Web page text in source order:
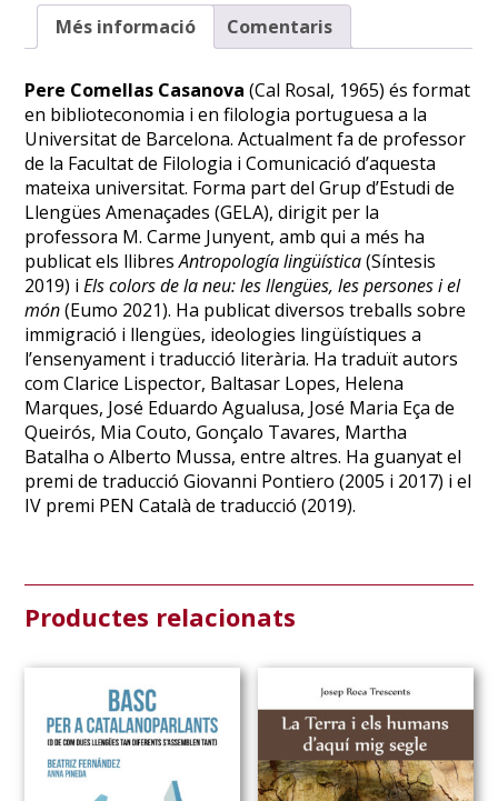
Més informació Comentaris
Pere Comellas Casanova (Cal Rosal, 1965) és format
en biblioteconomia i en filologia portuguesa a la
Universitat de Barcelona. Actualment fa de professor
de la Facultat de Filologia i Comunicació d’aquesta
mateixa universitat. Forma part del Grup d’Estudi de
Llengües Amenaçades (GELA), dirigit per la
professora M. Carme Junyent, amb qui a més ha
publicat els llibresAntropología lingüística(Síntesis
2019) iEls colors de la neu: les llengües, les persones i el
món(Eumo 2021). Ha publicat diversos treballs sobre
immigració i llengües, ideologies lingüístiques a
l’ensenyament i traducció literària. Ha traduït autors
com Clarice Lispector, Baltasar Lopes, Helena
Marques, José Eduardo Agualusa, José Maria Eça de
Queirós, Mia Couto, Gonçalo Tavares, Martha
Batalha o Alberto Mussa, entre altres. Ha guanyat el
premi de traducció Giovanni Pontiero (2005 i 2017) i el
IV premi PEN Català de traducció (2019).
Productes relacionats